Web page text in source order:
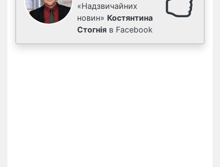
«Надзвичайних
новин» Костянтина
Стогнія в Facebook